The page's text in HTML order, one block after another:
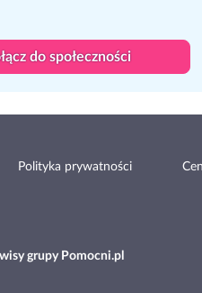
do społeczności
Polityka prywatności
grupy Pomocni.pl